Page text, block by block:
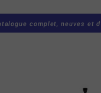
complet, neuves et